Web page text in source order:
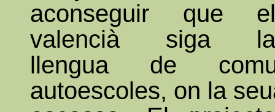
aconseguir que el
valencià siga la
llengua de
autoescoles, on la